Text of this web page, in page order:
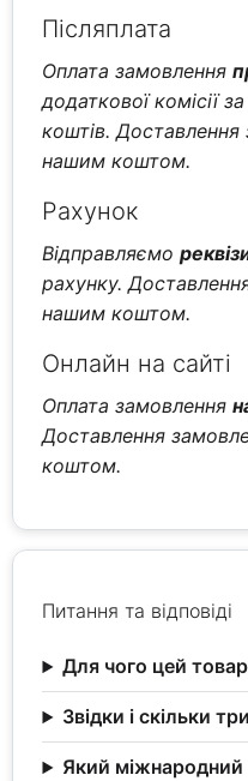
Післяплата
Оплата замовлення
додаткової комісії
коштів.
нашим коштом.
Рахунок
Відправляємо
рахунку.
нашим коштом.
Онлайн на сайті
Оплата замовлення
Доставлення
коштом.
Питання та відповіді
Для чого цей
Звідки і скільки
Який міжнародний